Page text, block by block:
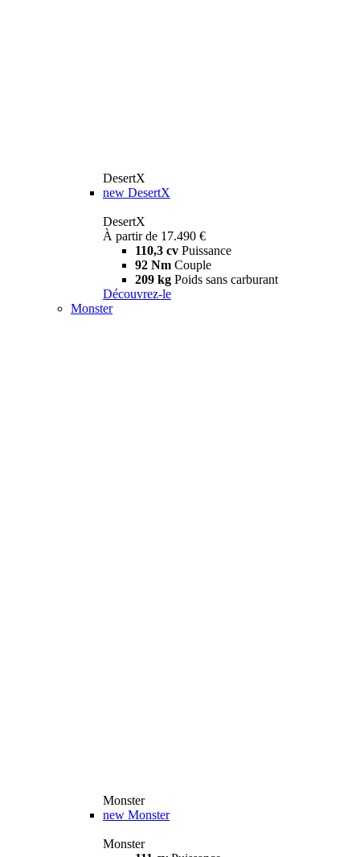
DesertX
new DesertX
DesertX
À partir de 17.490 €
110,3 cv Puissance
92 Nm Couple
209 kg Poids sans carburant
Découvrez-le
Monster
Monster
new Monster
Monster